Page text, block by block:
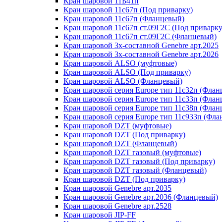
Кран шаровой 11с67п (Под приварку)
Кран шаровой 11с67п (Фланцевый)
Кран шаровой 11с67п ст.09Г2С (Под
Кран шаровой 11с67п ст.09Г2С (Фланцевый)
Кран шаровой 3х-составной Genebre арт.2025
Кран шаровой 3х-составной Genebre арт.2026
Кран шаровой ALSO (муфтовые)
Кран шаровой ALSO (Под приварку)
Кран шаровой ALSO (Фланцевый)
Кран шаровой cерия Europe тип 11с32п
Кран шаровой cерия Europe тип 11с33п
Кран шаровой cерия Europe тип 11с38п
Кран шаровой cерия Europe тип 11с933п
Кран шаровой DZT (муфтовые)
Кран шаровой DZT (Под приварку)
Кран шаровой DZT (Фланцевый)
Кран шаровой DZT газовый (муфтовые)
Кран шаровой DZT газовый (Под приварку)
Кран шаровой DZT газовый (Фланцевый)
Кран шаровой DZТ (Под приварку)
Кран шаровой Genebre арт.2035
Кран шаровой Genebre арт.2036 (Фланцевый)
Кран шаровой Genebre арт.2528
Кран шаровой JIP-FF